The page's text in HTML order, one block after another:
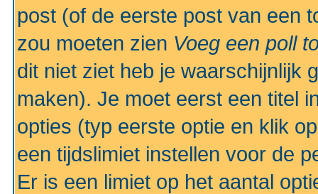
post (of de eerste post van een
zou moeten zien Voeg een poll
dit niet ziet heb je waarschijnlijk
maken). Je moet eerst een titel
opties (typ eerste optie en klik
een tijdslimiet instellen voor de
Er is een limiet op het aantal